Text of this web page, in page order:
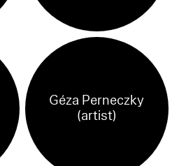
Géza Perneczky
(artist)